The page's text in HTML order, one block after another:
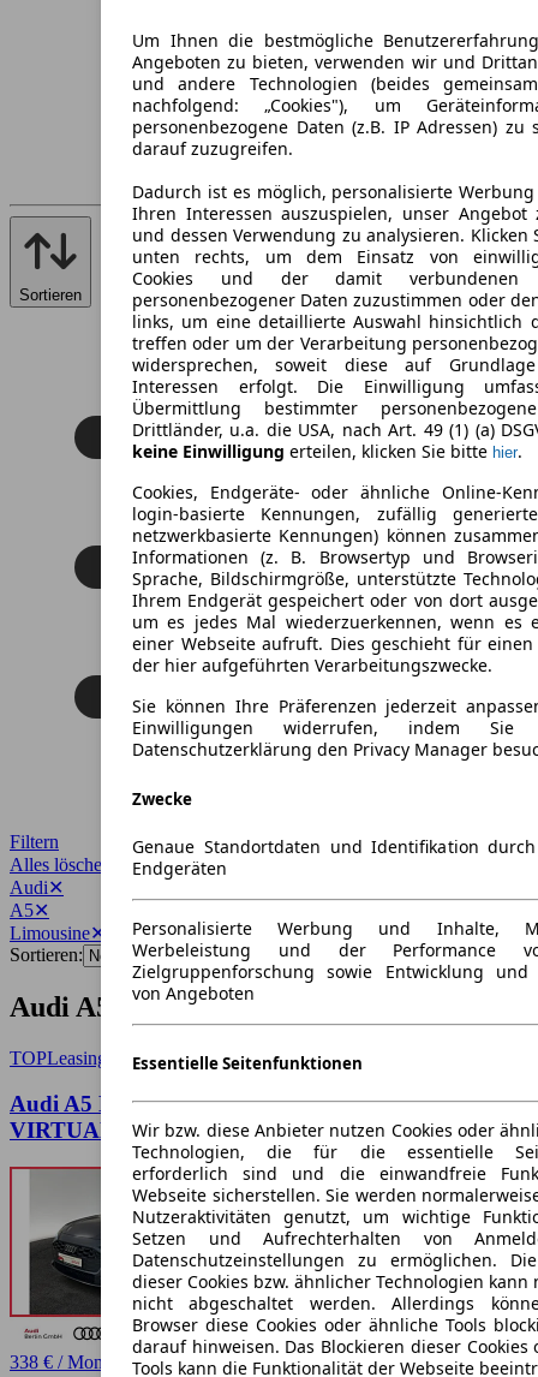
Sortieren
Filtern
Alles löschen
Audi✕
A5✕
Limousine✕
Sortieren:
Audi A5 Limousine Angebote
TOPLeasing
Audi A5 Limousine TFSI S tr. RFK NAVI
VIRTUAL LED
338 € / Monat
Um Ihnen die bestmögliche
Angeboten zu bieten, verwenden wir und
und andere Technologien (beides
nachfolgend: „Cookies"), um
personenbezogene Daten (z.B. IP Adressen) zu
darauf zuzugreifen.
Dadurch ist es möglich, personalisierte
Ihren Interessen auszuspielen, unser Angebot
und dessen Verwendung zu analysieren. Klicken
unten rechts, um dem Einsatz von
Cookies und der damit verbundenen
personenbezogener Daten zuzustimmen oder
links, um eine detaillierte Auswahl hinsichtlich
treffen oder um der Verarbeitung
widersprechen, soweit diese auf
Interessen erfolgt. Die Einwilligung
Übermittlung bestimmter
Drittländer, u.a. die USA, nach Art. 49 (1) (a)
keine Einwilligung erteilen, klicken Sie bitte hier.
Cookies, Endgeräte- oder ähnliche Online-
login-basierte Kennungen, zufällig
netzwerkbasierte Kennungen) können
Informationen (z. B. Browsertyp und
Sprache, Bildschirmgröße, unterstützte
Ihrem Endgerät gespeichert oder von dort
um es jedes Mal wiederzuerkennen, wenn es
einer Webseite aufruft. Dies geschieht für
der hier aufgeführten Verarbeitungszwecke.
Sie können Ihre Präferenzen jederzeit
Einwilligungen widerrufen, indem
Datenschutzerklärung den Privacy Manager
Zwecke
Genaue Standortdaten und Identifikation
Endgeräten
Personalisierte Werbung und Inhalte,
Werbeleistung und der Performance
Zielgruppenforschung sowie Entwicklung und
von Angeboten
Essentielle Seitenfunktionen
Wir bzw. diese Anbieter nutzen Cookies oder
Technologien, die für die essentielle
erforderlich sind und die einwandfreie
Webseite sicherstellen. Sie werden
Nutzeraktivitäten genutzt, um wichtige
Setzen und Aufrechterhalten von
Datenschutzeinstellungen zu ermöglichen.
dieser Cookies bzw. ähnlicher Technologien kann
nicht abgeschaltet werden. Allerdings
Browser diese Cookies oder ähnliche Tools
darauf hinweisen. Das Blockieren dieser
Tools kann die Funktionalität der Webseite